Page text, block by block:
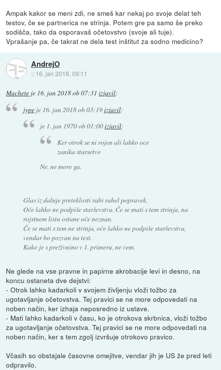
Ampak kakor se meni zdi, ne smeš kar nekaj po svoje delat teh
testov, če se partnerica ne strinja. Potem gre pa samo še preko
sodišča, tako da osporavaš očetovstvo (svoje ali tuje).
Vprašanje pa, če takrat ne dela test inštitut za sodno medicino?
AndrejO
:: 16. jan 2018, 09:11
Machete je 16. jan 2018 ob 07:31 izjavil:
jypeje 16. jan 2018 ob 03:19izjavil:
je 1. jan 1970 ob 01:00izjavil:
Ker otrok se ni rojen ali lahko oce
zanika starsetvo
Ne, ne more ga.
Glas iz dalnje preteklosti rabi rahel popravek.
Oče lahko ne podpiše starševstva. Če se mati s tem strinja, na
rojstnem listu ostane oče neznan.
Če se mati s tem ne strinja, oče lahko ne podpiše starševstva,
vendar bo pozvan na test.
Kako je s preživnino v 1. primeru, ne vem.
Ne glede na vse pravne in papirne akrobacije levi in desno, na
koncu ostaneta dve dejstvi:
- Otrok lahko kadarkoli v svojem življenju vloži tožbo za
ugotavljanje očetovstva. Tej pravici se ne more odpovedati na
noben način, ker izhaja neposredno iz ustave.
- Mati lahko kadarkoli v času, ko je otrokova skrbnica, vloži tožbo
za ugotavljanje očetovstva. Tej pravici se ne more odpovedati na
noben način, ker s tem zgolj izvršuje otrokovo pravico.
Včasih so obstajale časovne omejitve, vendar jih je US že pred leti
odpravilo.